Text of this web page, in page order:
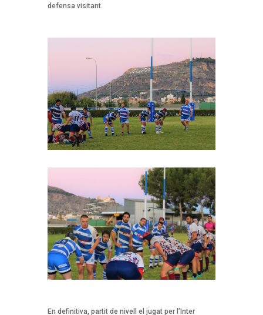
defensa visitant.
En definitiva, partit de nivell el jugat per l’Inter